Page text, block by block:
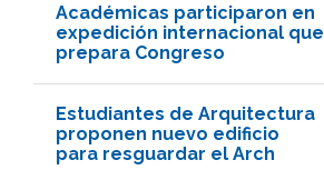
Académicas participaron en
expedición internacional que
prepara Congreso
Estudiantes de Arquitectura
proponen nuevo edificio
para resguardar el Arch